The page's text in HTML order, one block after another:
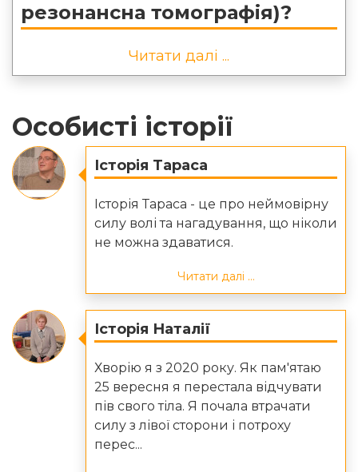
резонансна томографія)?
Читати далі ...
Особисті історії
Історія Тараса
Історія Тараса - це про неймовірну
силу волі та нагадування, що ніколи
не можна здаватися.
Читати далі ...
Історія Наталії
Хворію я з 2020 року. Як пам'ятаю
25 вересня я перестала відчувати
пів свого тіла. Я почала втрачати
силу з лівої сторони і потроху
перес...